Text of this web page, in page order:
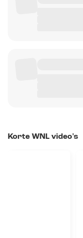
Korte WNL video's